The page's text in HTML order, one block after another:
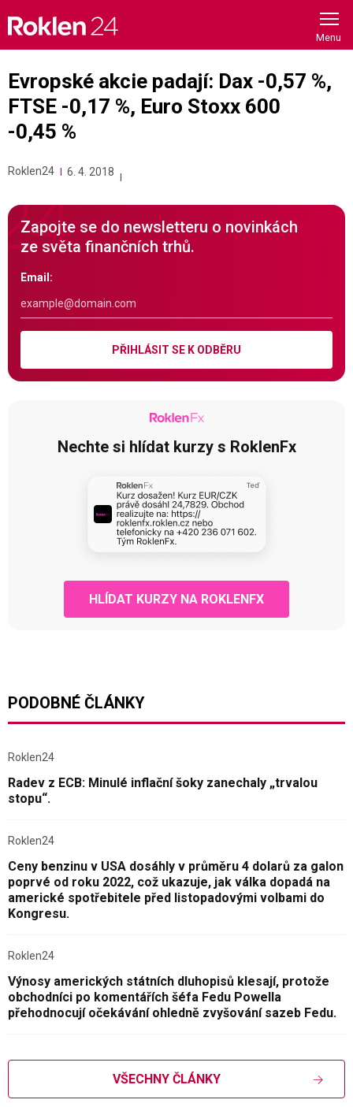
content
Evropské akcie padají: Dax -0,57 %,
FTSE -0,17 %, Euro Stoxx 600
-0,45 %
Roklen24 6. 4. 2018
Zapojte se do newsletteru o novinkách
ze světa finančních trhů.
Email:
PŘIHLÁSIT SE K ODBĚRU
Nechte si hlídat kurzy s RoklenFx
HLÍDAT KURZY NA ROKLENFX
PODOBNÉ ČLÁNKY
Roklen24
Radev z ECB: Minulé inflační šoky zanechaly „trvalou
stopu“.
Roklen24
Ceny benzinu v USA dosáhly v průměru 4 dolarů za galon
poprvé od roku 2022, což ukazuje, jak válka dopadá na
americké spotřebitele před listopadovými volbami do
Kongresu.
Roklen24
Výnosy amerických státních dluhopisů klesají, protože
obchodníci po komentářích šéfa Fedu Powella
přehodnocují očekávání ohledně zvyšování sazeb Fedu.
VŠECHNY ČLÁNKY